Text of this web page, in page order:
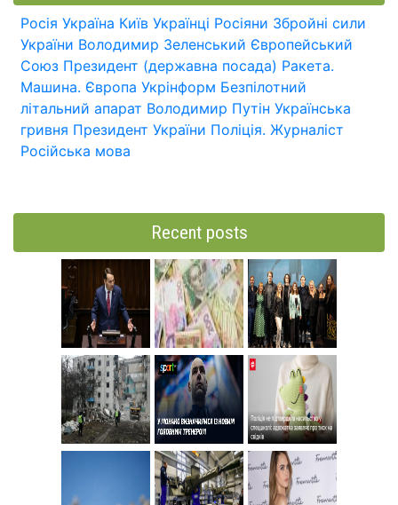
Росія Україна Київ Українці Росіяни Збройні сили
України Володимир Зеленський Європейський
Союз Президент (державна посада) Ракета.
Машина. Європа Укрінформ Безпілотний
літальний апарат Володимир Путін Українська
гривня Президент України Поліція. Журналіст
Російська мова
Recent posts